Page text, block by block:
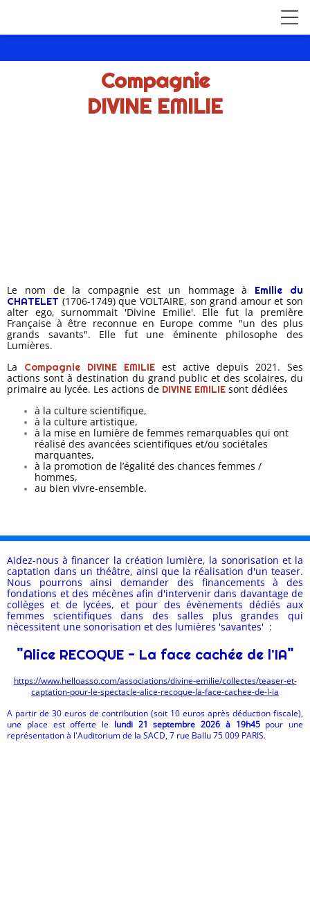
Compagnie
DIVINE EMILIE
Le nom de la compagnie est un hommage à Emilie du
CHATELET (1706-1749) que VOLTAIRE, son grand amour et son
alter ego, surnommait 'Divine Emilie'. Elle fut la première
Française à être reconnue en Europe comme "un des plus
grands savants". Elle fut une éminente philosophe des
Lumières.
La Compagnie DIVINE EMILIE est active depuis 2021. Ses
actions sont à destination du grand public et des scolaires, du
primaire au lycée. Les actions de DIVINE EMILIE sont dédiées
à la culture scientifique,
à la culture artistique,
à la mise en lumière de femmes remarquables qui ont
réalisé des avancées scientifiques et/ou sociétales
marquantes,
à la promotion de l’égalité des chances femmes /
hommes,
au bien vivre-ensemble.
Aidez-nous à financer la création lumière, la sonorisation et la
captation dans un théâtre, ainsi que la réalisation d'un teaser.
Nous pourrons ainsi demander des financements à des
fondations et des mécènes afin d'intervenir dans davantage de
collèges et de lycées, et pour des évènements dédiés aux
femmes scientifiques dans des salles plus grandes qui
nécessitent une sonorisation et des lumières 'savantes' :
"Alice RECOQUE - La face cachée de l'IA"
https://www.helloasso.com/associations/divine-emilie/collectes/teaser-et-
captation-pour-le-spectacle-alice-recoque-la-face-cachee-de-l-ia
A partir de 30 euros de contribution (soit 10 euros après déduction fiscale),
une place est offerte le lundi 21 septembre 2026 à 19h45pour une
représentation à l'Auditorium de la SACD, 7 rue Ballu 75 009 PARIS.